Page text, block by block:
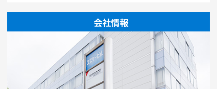
会社情報